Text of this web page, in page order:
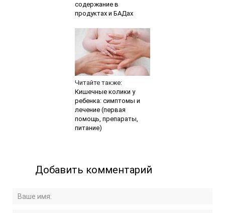
содержание в
продуктах и БАДах
Читайте также:
Кишечные колики у
ребенка: симптомы и
лечение (первая
помощь, препараты,
питание)
Добавить комментарий